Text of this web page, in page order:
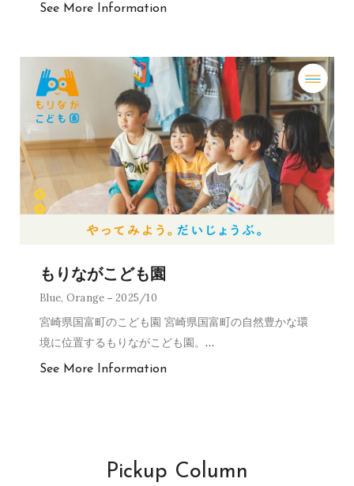
See More Information
もりながこども園
Blue, Orange 2025/10
宮崎県国富町のこども園 宮崎県国富町の自然豊かな環
境に位置するもりながこども園。 …
See More Information
Pickup Column